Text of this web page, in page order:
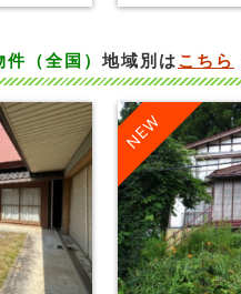
（全国） 地域別はこちら
NEW